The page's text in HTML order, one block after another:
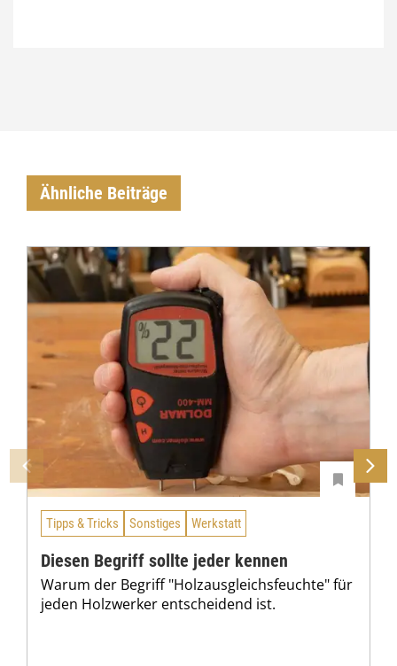
Ähnliche Beiträge
Tipps & Tricks Sonstiges Werkstatt
Diesen Begriff sollte jeder kennen
Warum der Begriff "Holzausgleichsfeuchte" für
jeden Holzwerker entscheidend ist.